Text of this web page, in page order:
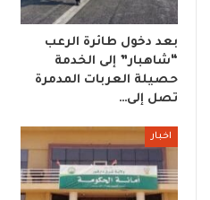
بعد دخول طائرة الرعب
“شاهبار” إلى الخدمة
حصيلة العربات المدمرة
تصل إلى…
اخبار